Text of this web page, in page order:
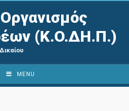
(Κ.Ο.ΔΗ.Π.)
MENU